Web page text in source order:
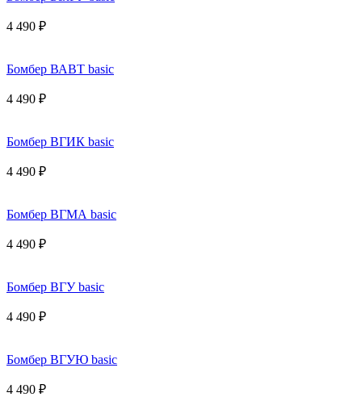
4 490 ₽
Бомбер ВАВТ basic
4 490 ₽
Бомбер ВГИК basic
4 490 ₽
Бомбер ВГМА basic
4 490 ₽
Бомбер ВГУ basic
4 490 ₽
Бомбер ВГУЮ basic
4 490 ₽